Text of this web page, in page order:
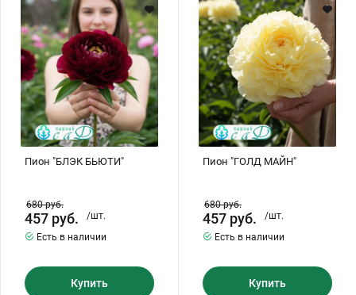
Хризантемы саженцы
Зелень и пряные травы
Пион "БЛЭК БЬЮТИ"
680руб.
457 руб.
/шт.
Есть в наличии
Купить
Пион "ГОЛД МАЙН"
680руб.
457 руб.
/шт.
Есть в наличии
Купить